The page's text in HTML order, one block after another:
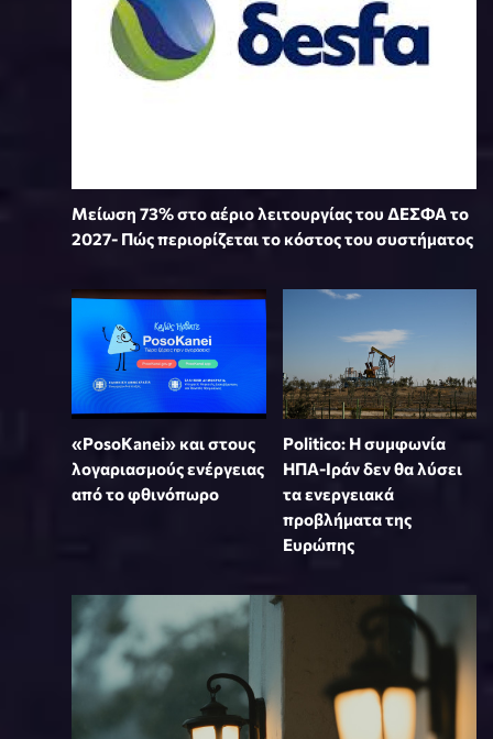
Μείωση 73% στο αέριο λειτουργίας του ΔΕΣΦΑ το
2027- Πώς περιορίζεται το κόστος του συστήματος
«PosoKanei» και στους
λογαριασμούς ενέργειας
από το φθινόπωρο
Politico: Η συμφωνία
ΗΠΑ-Ιράν δεν θα λύσει
τα ενεργειακά
προβλήματα της
Ευρώπης